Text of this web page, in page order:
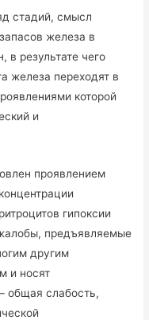
стадий, смысл
железа в
в результате чего
железа переходят в
которой
и
проявлением
гипоксии
предъявляемые
другим
и носят
общая слабость,